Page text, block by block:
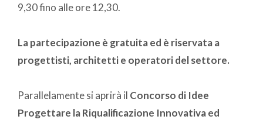
9,30 fino alle ore 12,30.
La partecipazione è gratuita ed è riservata a
progettisti, architetti e operatori del settore.
Parallelamente si aprirà il Concorso di Idee
Progettare la Riqualificazione Innovativa ed